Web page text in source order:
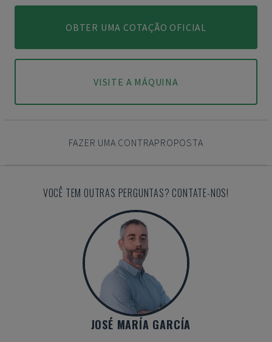
OBTER UMA COTAÇÃO OFICIAL
VISITE A MÁQUINA
FAZER UMA CONTRAPROPOSTA
VOCÊ TEM OUTRAS PERGUNTAS? CONTATE-NOS!
JOSÉ MARÍA GARCÍA